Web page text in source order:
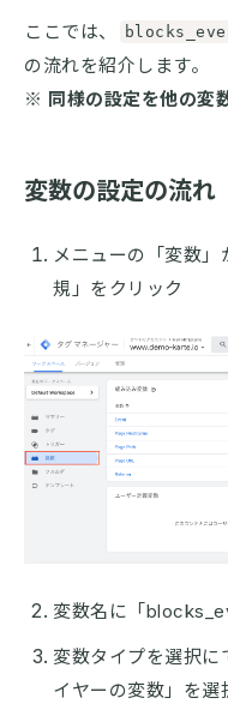
ここでは、
の流れを紹介します。
※ 同様の設定を他の変
変数の設定の流れ
メニューの「変数
規」をクリック
変数名に「
変数タイプを選択に
イヤーの変数」を選